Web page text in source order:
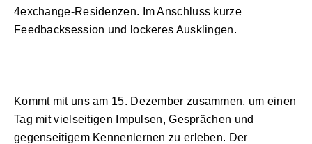
4exchange-Residenzen. Im Anschluss kurze
Feedbacksession und lockeres Ausklingen.
Kommt mit uns am 15. Dezember zusammen, um einen
Tag mit vielseitigen Impulsen, Gesprächen und
gegenseitigem Kennenlernen zu erleben. Der